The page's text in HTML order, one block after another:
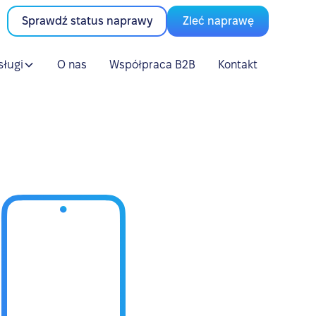
Sprawdź status naprawy Zleć naprawę
O nas Współpraca B2B Kontakt